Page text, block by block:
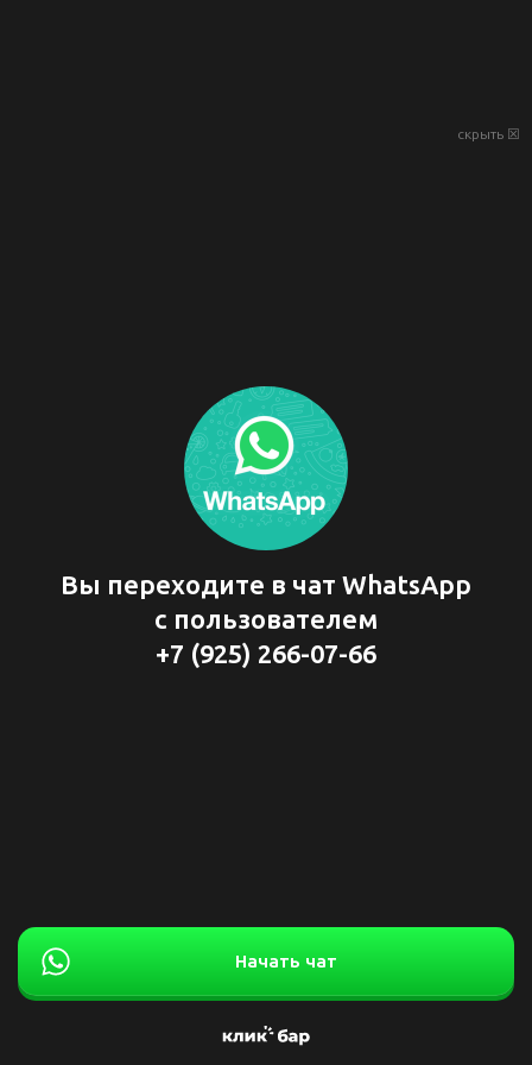
скрыть ☒
Вы переходите в чат WhatsApp
с пользователем
+7 (925) 266-07-66
Начать чат